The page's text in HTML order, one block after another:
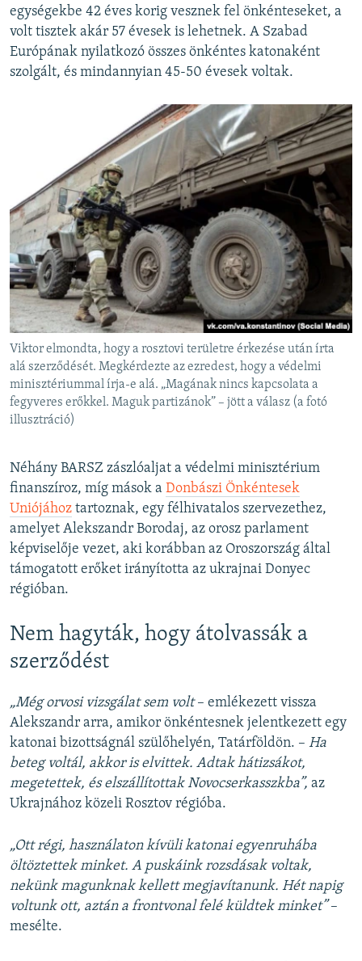
egységekbe 42 éves korig vesznek fel önkénteseket, a
volt tisztek akár 57 évesek is lehetnek. A Szabad
Európának nyilatkozó összes önkéntes katonaként
szolgált, és mindannyian 45-50 évesek voltak.
Viktor elmondta, hogy a rosztovi területre érkezése után írta
alá szerződését. Megkérdezte az ezredest, hogy a védelmi
minisztériummal írja-e alá. „Magának nincs kapcsolata a
fegyveres erőkkel. Maguk partizánok” – jött a válasz (a fotó
illusztráció)
Néhány BARSZ zászlóaljat a védelmi minisztérium
finanszíroz, míg mások a Donbászi Önkéntesek
Uniójához tartoznak, egy félhivatalos szervezethez,
amelyet Alekszandr Borodaj, az orosz parlament
képviselője vezet, aki korábban az Oroszország által
támogatott erőket irányította az ukrajnai Donyec
régióban.
Nem hagyták, hogy átolvassák a
szerződést
„Még orvosi vizsgálat sem volt– emlékezett vissza
Alekszandr arra, amikor önkéntesnek jelentkezett egy
katonai bizottságnál szülőhelyén, Tatárföldön. – Ha
beteg voltál, akkor is elvittek. Adtak hátizsákot,
megetettek, és elszállítottak Novocserkasszkba”, az
Ukrajnához közeli Rosztov régióba.
„Ott régi, használaton kívüli katonai egyenruhába
öltöztettek minket. A puskáink rozsdásak voltak,
nekünk magunknak kellett megjavítanunk. Hét napig
voltunk ott, aztán a frontvonal felé küldtek minket”–
mesélte.